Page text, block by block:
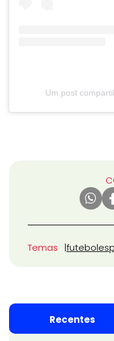
Um post
Temas futebol
Recentes